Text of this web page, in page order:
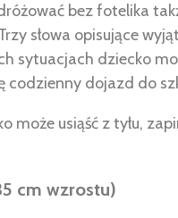
bez fotelika
słowa opisujące
sytuacjach dziecko
dojazd do
może usiąść z tyłu,
cm wzrostu)